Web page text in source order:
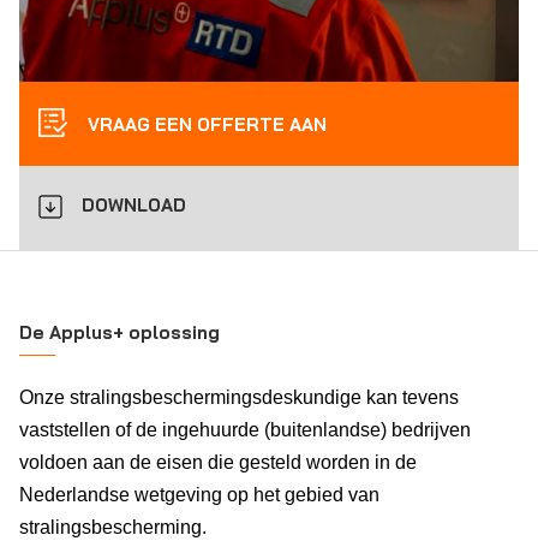
VRAAG EEN OFFERTE AAN
DOWNLOAD
De Applus+ oplossing
Onze stralingsbeschermingsdeskundige kan tevens
vaststellen of de ingehuurde (buitenlandse) bedrijven
voldoen aan de eisen die gesteld worden in de
Nederlandse wetgeving op het gebied van
stralingsbescherming.